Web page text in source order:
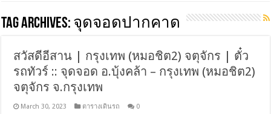
Tag Archives: จุดจอดปากคาด
สวัสดีอีสาน | กรุงเทพ (หมอชิต2) จตุจักร | ตั๋ว
รถทัวร์ :: จุดจอด อ.บุ้งคล้า – กรุงเทพ (หมอชิต2)
จตุจักร จ.กรุงเทพ
March 30, 2023 ตารางเดินรถ 0